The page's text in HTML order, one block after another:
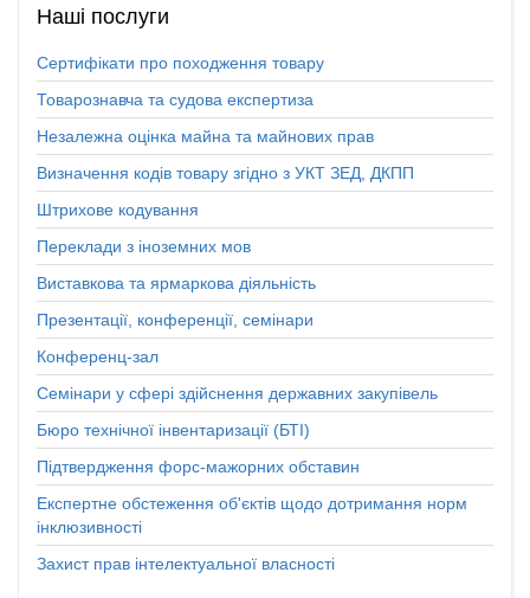
Наші послуги
Сертифікати про походження товару
Товарознавча та судова експертиза
Незалежна оцінка майна та майнових прав
Визначення кодів товару згідно з УКТ ЗЕД, ДКПП
Штрихове кодування
Переклади з іноземних мов
Виставкова та ярмаркова діяльність
Презентації, конференції, семінари
Конференц-зал
Семінари у сфері здійснення державних закупівель
Бюро технічної інвентаризації (БТІ)
Підтвердження форс-мажорних обставин
Експертне обстеження об'єктів щодо дотримання норм
інклюзивності
Захист прав інтелектуальної власності